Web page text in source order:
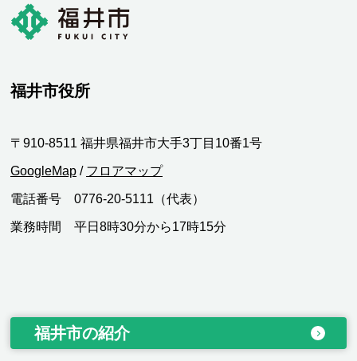
福井市役所
〒910-8511 福井県福井市大手3丁目10番1号
GoogleMap / フロアマップ
電話番号 0776-20-5111（代表）
業務時間 平日8時30分から17時15分
福井市の紹介